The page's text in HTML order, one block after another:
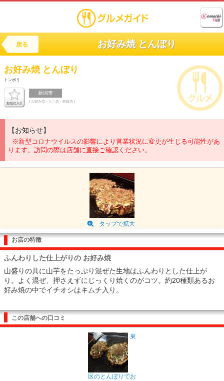
戻る お好み焼 とんぼり
お好み焼 とんぼり
トンボリ
新潟市
[ お好み焼・たこ焼・鉄板焼 ]
【お知らせ】
※新型コロナウイルスの影響により営業状況に変更が生じる可能性があ
ります。訪問の際は店舗に直接ご確認ください。
タップで拡大
お店の特徴
ふんわりした仕上がりの お好み焼
山盛りの具に山芋をたっぷり混ぜた生地はふんわりとした仕上が
り。よく混ぜ、押さえずにじっくり焼くのがコツ。約20種類あるお
好み焼の中でイチオシはキムチ入り。
この店舗への口コミ
東
区のとんぼりでお